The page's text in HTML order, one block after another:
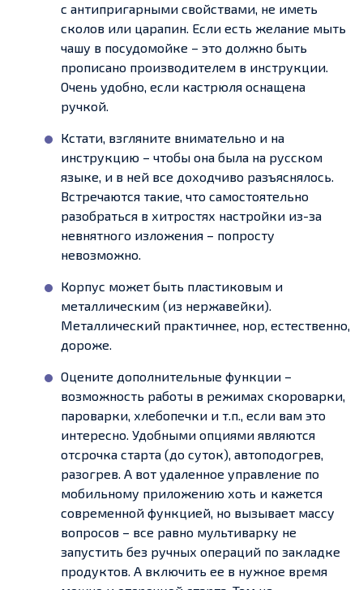
с антипригарными свойствами, не иметь
сколов или царапин. Если есть желание мыть
чашу в посудомойке – это должно быть
прописано производителем в инструкции.
Очень удобно, если кастрюля оснащена
ручкой.
Кстати, взгляните внимательно и на
инструкцию – чтобы она была на русском
языке, и в ней все доходчиво разъяснялось.
Встречаются такие, что самостоятельно
разобраться в хитростях настройки из-за
невнятного изложения – попросту
невозможно.
Корпус может быть пластиковым и
металлическим (из нержавейки).
Металлический практичнее, нор, естественно,
дороже.
Оцените дополнительные функции –
возможность работы в режимах скороварки,
пароварки, хлебопечки и т.п., если вам это
интересно. Удобными опциями являются
отсрочка старта (до суток), автоподогрев,
разогрев. А вот удаленное управление по
мобильному приложению хоть и кажется
современной функцией, но вызывает массу
вопросов – все равно мультиварку не
запустить без ручных операций по закладке
продуктов. А включить ее в нужное время